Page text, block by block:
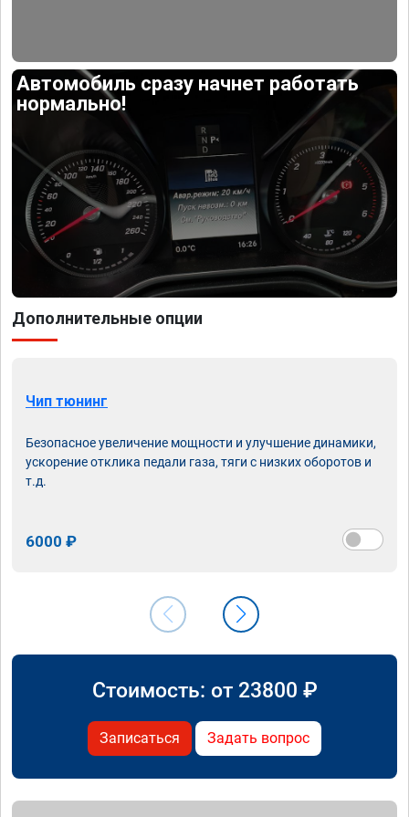
Автомобиль сразу начнет работать
нормально!
Дополнительные опции
Чип тюнинг
Безопасное увеличение мощности и улучшение динамики,
ускорение отклика педали газа, тяги с низких оборотов и
т.д.
6000 ₽
Стоимость: от 23800 ₽
Записаться Задать вопрос